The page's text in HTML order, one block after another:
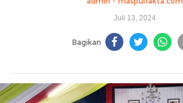
Juli 13, 2024
Bagikan